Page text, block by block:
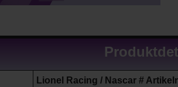
Lionel Racing / Nascar #